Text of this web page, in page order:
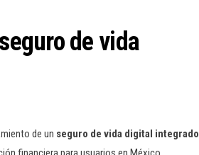
de vida
de un seguro de vida digital integrado